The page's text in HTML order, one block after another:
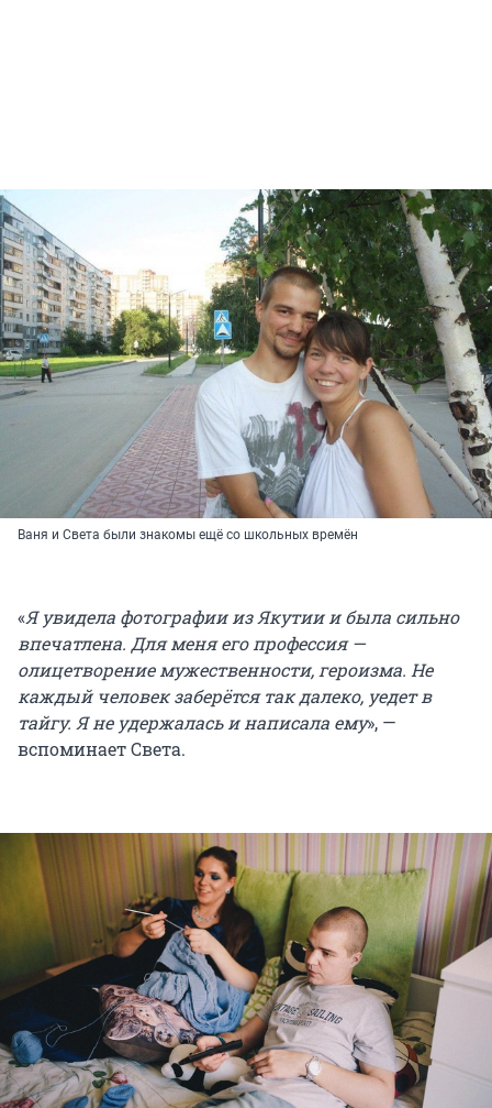
Ваня и Света были знакомы ещё со школьных времён
«Я увидела фотографии из Якутии и была сильно
впечатлена. Для меня его профессия —
олицетворение мужественности, героизма. Не
каждый человек заберётся так далеко, уедет в
тайгу. Я не удержалась и написала ему», —
вспоминает Света.